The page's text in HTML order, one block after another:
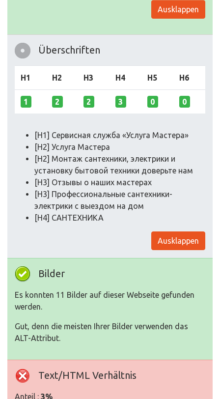
Ausklappen
Überschriften
H1 H2 H3 H4 H5 H6
1 2 2 3 0 0
[H1] Сервисная служба «‎Услуга Мастера»
[H2] Услуга Мастера
[H2] Монтаж сантехники, электрики и
установку бытовой техники доверьте нам
[H3] Отзывы о наших мастерах
[H3] Профессиональные сантехники-
электрики с выездом на дом
[H4] САНТЕХНИКА
Ausklappen
Bilder
Es konnten 11 Bilder auf dieser Webseite gefunden
werden.
Gut, denn die meisten Ihrer Bilder verwenden das
ALT-Attribut.
Text/HTML Verhältnis
Anteil : 3%